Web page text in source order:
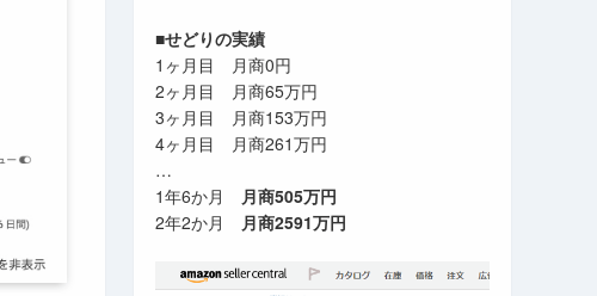
■せどりの実績
1ヶ月目 月商0円
2ヶ月目 月商65万円
3ヶ月目 月商153万円
4ヶ月目 月商261万円
…
1年6か月 月商505万円
2年2か月 月商2591万円